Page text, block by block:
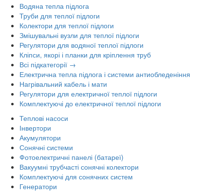
Водяна тепла підлога
Труби для теплої підлоги
Колектори для теплої підлоги
Змішувальні вузли для теплої підлоги
Регулятори для водяної теплої підлоги
Кліпси, якорі і планки для кріплення труб
Всі підкатегорії →
Електрична тепла підлога і системи антиобледеніння
Нагрівальний кабель і мати
Регулятори для електричної теплої підлоги
Комплектуючі до електричної теплої підлоги
Теплові насоси
Інвертори
Акумулятори
Сонячні системи
Фотоелектричні панелі (батареї)
Вакуумні трубчасті сонячні колектори
Комплектуючі для сонячних систем
Генератори